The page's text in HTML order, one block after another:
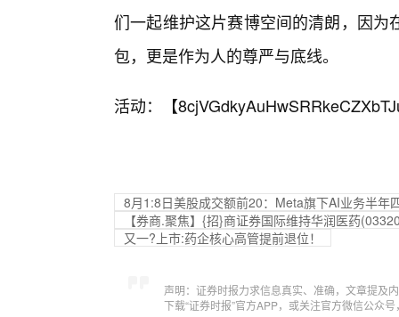
们一起维护这片赛博空间的清朗，因
包，更是作为人的尊严与底线。
活动：【
8月1:8日美股成交额前20：Meta旗下AI业务半年
【券商.聚焦】{招}商证券国际维持华润医药
又一?上市:药企核心高管提前退位！
声明：证券时报力求信息真实、准确，文章提及
下载“证券时报”官方APP，或关注官方微信公众